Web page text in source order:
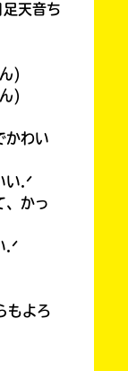
天音ち
)
)
かわい
い.ᐟ
、かっ
.ᐟ
もよろ